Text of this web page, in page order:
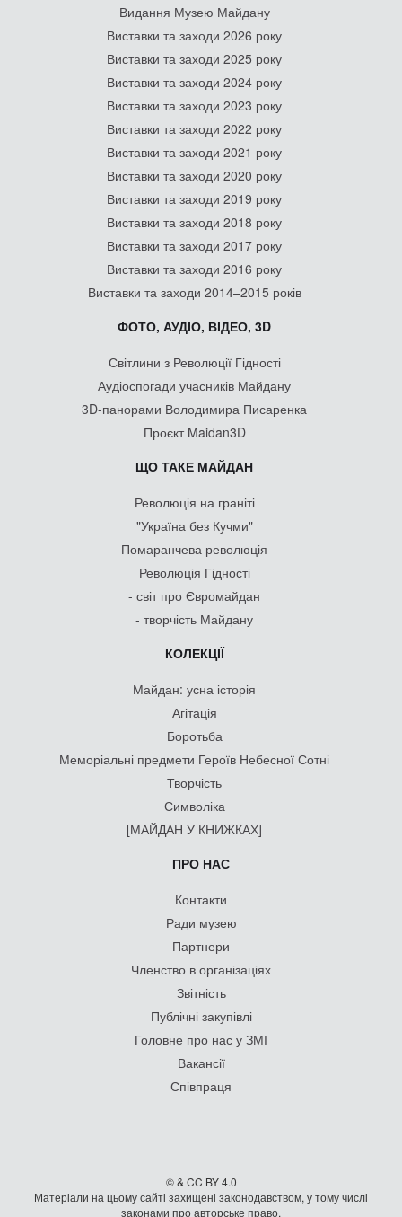
Видання Музею Майдану
Виставки та заходи 2026 року
Виставки та заходи 2025 року
Виставки та заходи 2024 року
Виставки та заходи 2023 року
Виставки та заходи 2022 року
Виставки та заходи 2021 року
Виставки та заходи 2020 року
Виставки та заходи 2019 року
Виставки та заходи 2018 року
Виставки та заходи 2017 року
Виставки та заходи 2016 року
Виставки та заходи 2014–2015 років
ФОТО, АУДІО, ВІДЕО, 3D
Світлини з Революції Гідності
Аудіоспогади учасників Майдану
3D-панорами Володимира Писаренка
Проєкт Maidan3D
ЩО ТАКЕ МАЙДАН
Революція на граніті
"Україна без Кучми"
Помаранчева революція
Революція Гідності
- світ про Євромайдан
- творчість Майдану
КОЛЕКЦІЇ
Майдан: усна історія
Агітація
Боротьба
Меморіальні предмети Героїв Небесної Сотні
Творчість
Символіка
[МАЙДАН У КНИЖКАХ]
ПРО НАС
Контакти
Ради музею
Партнери
Членство в організаціях
Звітність
Публічні закупівлі
Головне про нас у ЗМІ
Вакансії
Співпраця
© & CC BY 4.0
Матеріали на цьому сайті захищені законодавством, у тому числі
законами про авторське право.